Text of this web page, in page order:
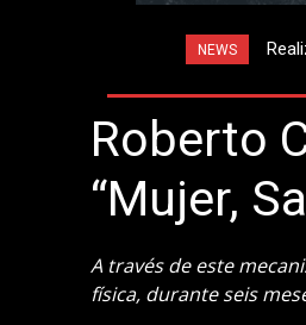
NEWS
Roberto
“Mujer,
A través de este
física, durante seis